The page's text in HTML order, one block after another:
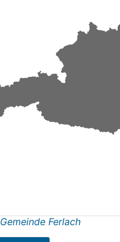
Gemeinde Ferlach